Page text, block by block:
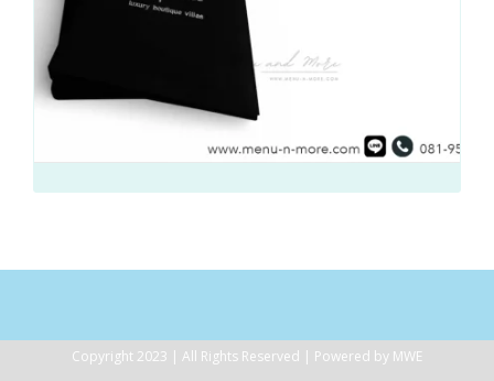
Copyright 2023 | All Rights Reserved | Powered by MWE